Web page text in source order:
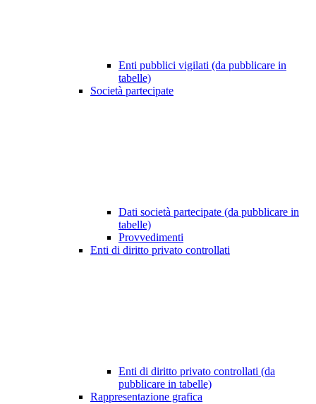
Enti pubblici vigilati (da pubblicare in
tabelle)
Società partecipate
Dati società partecipate (da pubblicare in
tabelle)
Provvedimenti
Enti di diritto privato controllati
Enti di diritto privato controllati (da
pubblicare in tabelle)
Rappresentazione grafica